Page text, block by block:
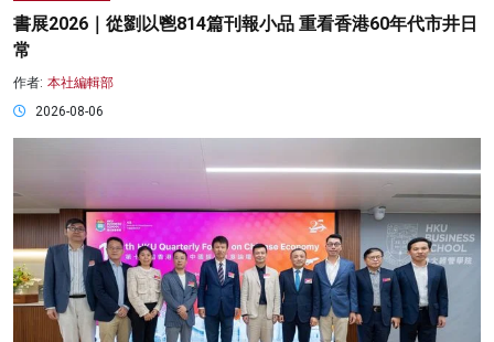
書展2026｜從劉以鬯814篇刊報小品 重看香港60年代市井日
常
作者: 本社編輯部
2026-08-06